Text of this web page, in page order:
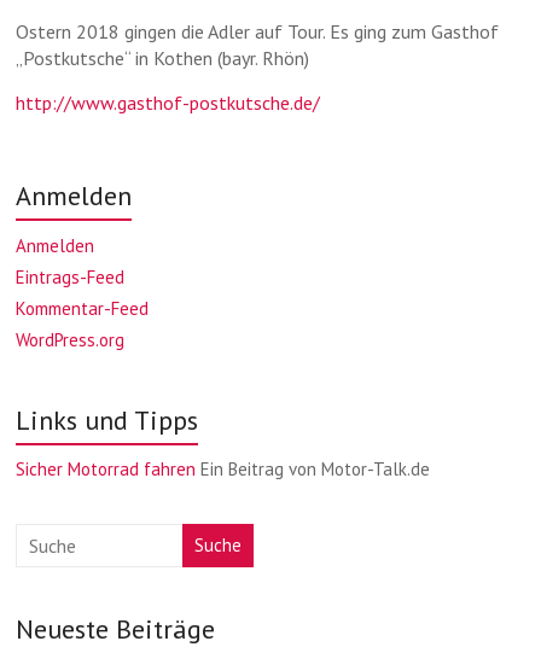
Ostern 2018 gingen die Adler auf Tour. Es ging zum Gasthof
„Postkutsche“ in Kothen (bayr. Rhön)
http://www.gasthof-postkutsche.de/
Anmelden
Anmelden
Eintrags-Feed
Kommentar-Feed
WordPress.org
Links und Tipps
Sicher Motorrad fahren Ein Beitrag von Motor-Talk.de
Suche
Neueste Beiträge